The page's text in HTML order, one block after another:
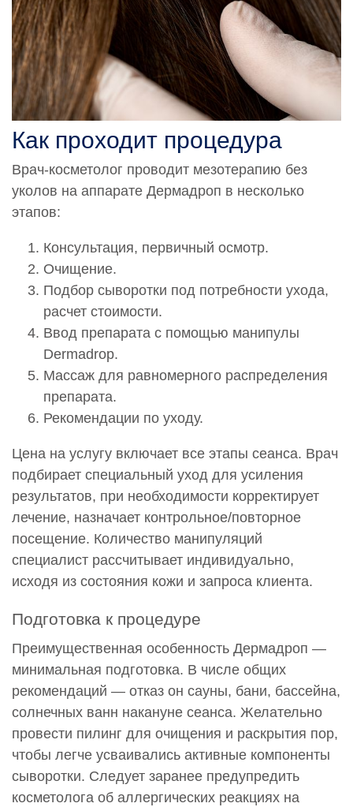
Как проходит процедура
Врач-косметолог проводит мезотерапию без
уколов на аппарате Дермадроп в несколько
этапов:
Консультация, первичный осмотр.
Очищение.
Подбор сыворотки под потребности ухода,
расчет стоимости.
Ввод препарата с помощью манипулы
Dermadrop.
Массаж для равномерного распределения
препарата.
Рекомендации по уходу.
Цена на услугу включает все этапы сеанса. Врач
подбирает специальный уход для усиления
результатов, при необходимости корректирует
лечение, назначает контрольное/повторное
посещение. Количество манипуляций
специалист рассчитывает индивидуально,
исходя из состояния кожи и запроса клиента.
Подготовка к процедуре
Преимущественная особенность Дермадроп —
минимальная подготовка. В числе общих
рекомендаций — отказ он сауны, бани, бассейна,
солнечных ванн накануне сеанса. Желательно
провести пилинг для очищения и раскрытия пор,
чтобы легче усваивались активные компоненты
сыворотки. Следует заранее предупредить
косметолога об аллергических реакциях на